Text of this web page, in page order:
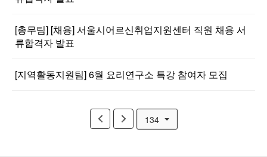
[총무팀] [채용] 서울시어르신취업지원센터 직원 채용 서
류합격자 발표
[지역활동지원팀] 6월 요리연구소 특강 참여자 모집
134